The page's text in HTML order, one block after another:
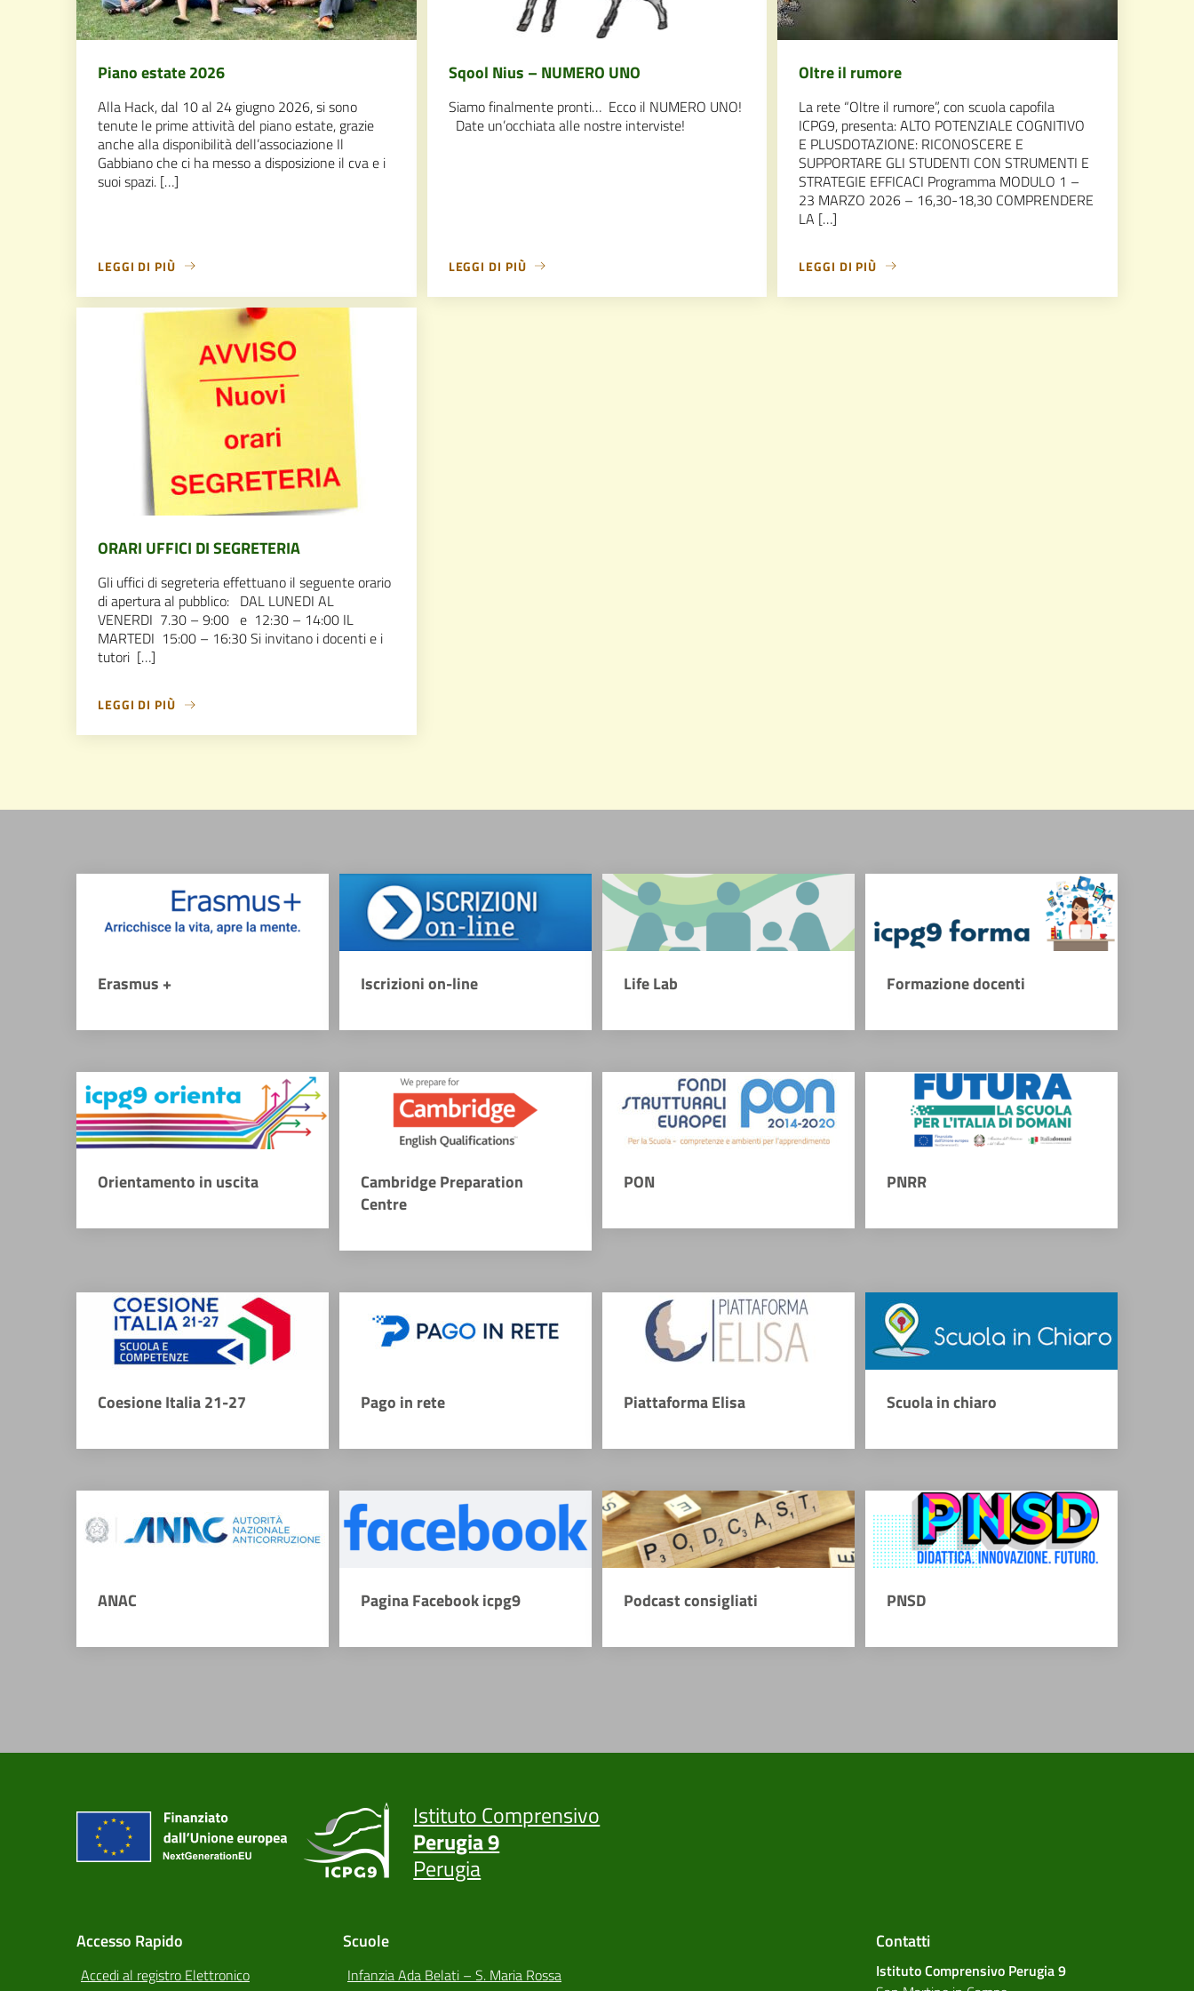
Piano estate 2026
Alla Hack, dal 10 al 24 giugno 2026, si sono
tenute le prime attività del piano estate, grazie
anche alla disponibilità dell’associazione Il
Gabbiano che ci ha messo a disposizione il cva e i
suoi spazi. […]
LEGGI DI PIÙ
Sqool Nius – NUMERO UNO
Siamo finalmente pronti… Ecco il NUMERO UNO!
Date un’occhiata alle nostre interviste!
LEGGI DI PIÙ
Oltre il rumore
La rete “Oltre il rumore”, con scuola capofila
ICPG9, presenta: ALTO POTENZIALE COGNITIVO
E PLUSDOTAZIONE: RICONOSCERE E
SUPPORTARE GLI STUDENTI CON STRUMENTI E
STRATEGIE EFFICACI Programma MODULO 1 –
23 MARZO 2026 – 16,30-18,30 COMPRENDERE
LA […]
LEGGI DI PIÙ
ORARI UFFICI DI SEGRETERIA
Gli uffici di segreteria effettuano il seguente orario
di apertura al pubblico: DAL LUNEDI AL
VENERDI 7.30 – 9:00 e 12:30 – 14:00 IL
MARTEDI 15:00 – 16:30 Si invitano i docenti e i
tutori […]
LEGGI DI PIÙ
Erasmus + Iscrizioni on-line Life Lab Formazione docenti
Orientamento in uscita
Cambridge Preparation
Centre
PON PNRR
Coesione Italia 21-27 Pago in rete Piattaforma Elisa Scuola in chiaro
ANAC Pagina Facebook icpg9 Podcast consigliati PNSD
Istituto Comprensivo
Perugia 9
Perugia
Accesso Rapido
Accedi al registro Elettronico
Scuole
Infanzia Ada Belati – S. Maria Rossa
Contatti
Istituto Comprensivo Perugia 9